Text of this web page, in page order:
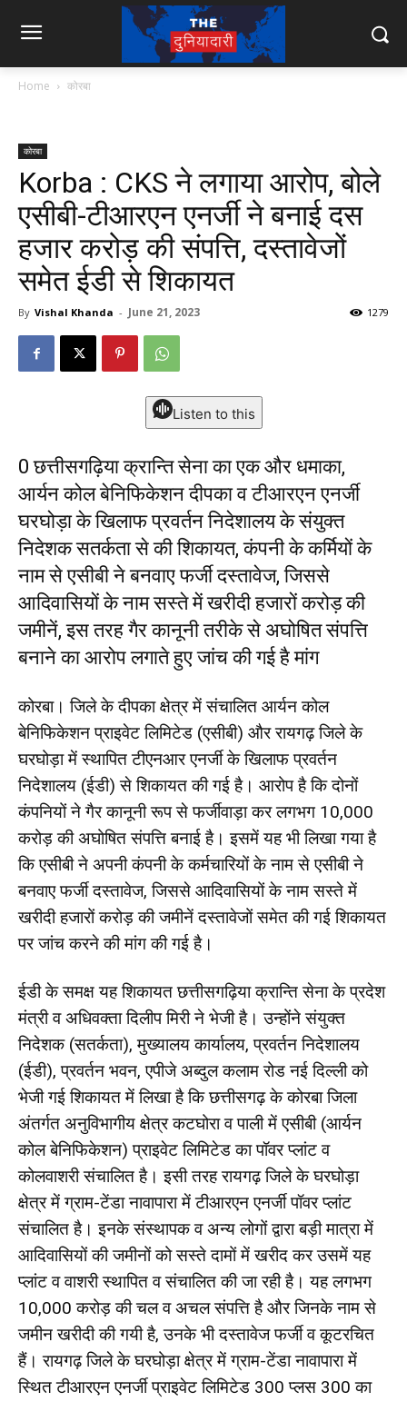
Home कोरबा
कोरबा
Korba : CKS ने लगाया आरोप, बोले
एसीबी-टीआरएन एनर्जी ने बनाई दस
हजार करोड़ की संपत्ति, दस्तावेजों
समेत ईडी से शिकायत
By Vishal Khanda - June 21, 2023 1279
Listen to this
0 छत्तीसगढ़िया क्रान्ति सेना का एक और धमाका,
आर्यन कोल बेनिफिकेशन दीपका व टीआरएन एनर्जी
घरघोड़ा के खिलाफ प्रवर्तन निदेशालय के संयुक्त
निदेशक सतर्कता से की शिकायत, कंपनी के कर्मियों के
नाम से एसीबी ने बनवाए फर्जी दस्तावेज, जिससे
आदिवासियों के नाम सस्ते में खरीदी हजारों करोड़ की
जमीनें, इस तरह गैर कानूनी तरीके से अघोषित संपत्ति
बनाने का आरोप लगाते हुए जांच की गई है मांग
कोरबा। जिले के दीपका क्षेत्र में संचालित आर्यन कोल
बेनिफिकेशन प्राइवेट लिमिटेड (एसीबी) और रायगढ़ जिले के
घरघोड़ा में स्थापित टीएनआर एनर्जी के खिलाफ प्रवर्तन
निदेशालय (ईडी) से शिकायत की गई है। आरोप है कि दोनों
कंपनियों ने गैर कानूनी रूप से फर्जीवाड़ा कर लगभग 10,000
करोड़ की अघोषित संपत्ति बनाई है। इसमें यह भी लिखा गया है
कि एसीबी ने अपनी कंपनी के कर्मचारियों के नाम से एसीबी ने
बनवाए फर्जी दस्तावेज, जिससे आदिवासियों के नाम सस्ते में
खरीदी हजारों करोड़ की जमीनें दस्तावेजों समेत की गई शिकायत
पर जांच करने की मांग की गई है।
ईडी के समक्ष यह शिकायत छत्तीसगढ़िया क्रान्ति सेना के प्रदेश
मंत्री व अधिवक्ता दिलीप मिरी ने भेजी है। उन्होंने संयुक्त
निदेशक (सतर्कता), मुख्यालय कार्यालय, प्रवर्तन निदेशालय
(ईडी), प्रवर्तन भवन, एपीजे अब्दुल कलाम रोड नई दिल्ली को
भेजी गई शिकायत में लिखा है कि छत्तीसगढ़ के कोरबा जिला
अंतर्गत अनुविभागीय क्षेत्र कटघोरा व पाली में एसीबी (आर्यन
कोल बेनिफिकेशन) प्राइवेट लिमिटेड का पॉवर प्लांट व
कोलवाशरी संचालित है। इसी तरह रायगढ़ जिले के घरघोड़ा
क्षेत्र में ग्राम-टेंडा नावापारा में टीआरएन एनर्जी पॉवर प्लांट
संचालित है। इनके संस्थापक व अन्य लोगों द्वारा बड़ी मात्रा में
आदिवासियों की जमीनों को सस्ते दामों में खरीद कर उसमें यह
प्लांट व वाशरी स्थापित व संचालित की जा रही है। यह लगभग
10,000 करोड़ की चल व अचल संपत्ति है और जिनके नाम से
जमीन खरीदी की गयी है, उनके भी दस्तावेज फर्जी व कूटरचित
हैं। रायगढ़ जिले के घरघोड़ा क्षेत्र में ग्राम-टेंडा नावापारा में
स्थित टीआरएन एनर्जी प्राइवेट लिमिटेड 300 प्लस 300 का